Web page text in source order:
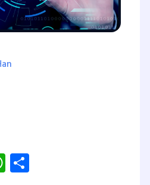
WhatsApp